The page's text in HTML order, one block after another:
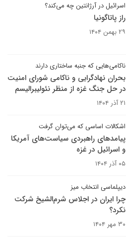
اسرائیل در آرژانتین چه می‌کند؟
راز پاتاگونیا
۲۹ بهمن ۱۴۰۴
ناکامی‌هایی که جنبه ساختاری دارند
بحران نهادگرایی و ناکامی شورای امنیت
در حل جنگ غزه از منظر نئولیبرالیسم
۲۱ آذر ۱۴۰۴
اشکالات اساسی که می‌توان گرفت
پیامدهای راهبردی سیاست‌های آمریکا
و اسرائیل در غزه
۰۵ آذر ۱۴۰۴
دیپلماسی انتخاب میز
چرا ایران در اجلاس شرم‌الشیخ شرکت
نکرد؟
۳۰ مهر ۱۴۰۴